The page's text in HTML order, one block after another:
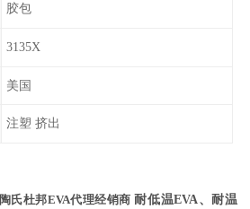
胶包
3135X
美国
注塑 挤出
陶氏杜邦EVA代理经销商 耐低温EVA、耐温